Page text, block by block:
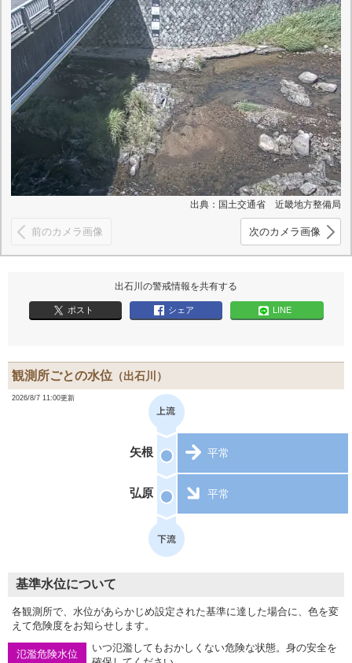
出典：国土交通省 近畿地方整備局
前のカメラ画像 次のカメラ画像
出石川の警戒情報を共有する
ポスト シェア LINE
観測所ごとの水位 （出石川）
2026/8/7 11:00更新
矢根 平常
弘原 平常
基準水位について
各観測所で、水位があらかじめ設定された基準に達した場合に、色を変
えて危険度をお知らせします。
氾濫危険水位
いつ氾濫してもおかしくない危険な状態。身の安全を